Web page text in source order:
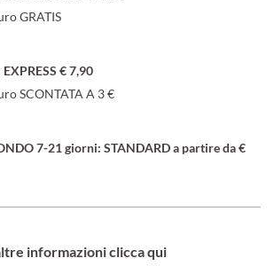
GRATIS
€ 7,90
SCONTATA A 3 €
7-21 giorni: STANDARD a partire da €
informazioni clicca qui